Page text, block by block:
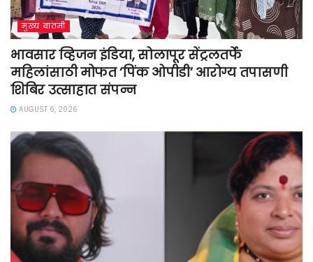
मुख्य बातमी
भावसार व्हिजन इंडिया, सोलापूर सेंट्रलतर्फे
महिलांसाठी मोफत ‘पिंक ओपीडी’ आरोग्य तपासणी
शिबिर उत्साहात संपन्न
AUGUST 6, 2026